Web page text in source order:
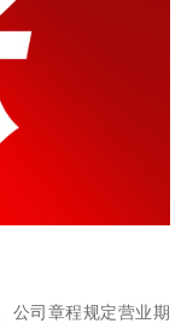
公司章程规定营业期